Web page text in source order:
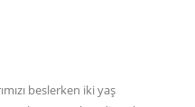
beslerken iki yaş